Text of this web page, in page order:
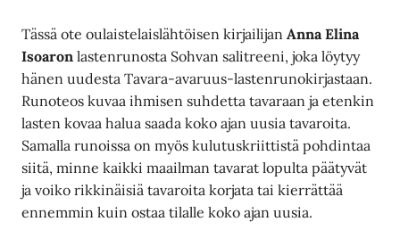
Tässä ote oulaistelaislähtöisen kirjailijanAnna Elina
Isoaron lastenrunosta Sohvan salitreeni, joka löytyy
hänen uudesta Tavara-avaruus-lastenrunokirjastaan.
Runoteos kuvaa ihmisen suhdetta tavaraan ja etenkin
lasten kovaa halua saada koko ajan uusia tavaroita.
Samalla runoissa on myös kulutuskriittistä pohdintaa
siitä, minne kaikki maailman tavarat lopulta päätyvät
ja voiko rikkinäisiä tavaroita korjata tai kierrättää
ennemmin kuin ostaa tilalle koko ajan uusia.